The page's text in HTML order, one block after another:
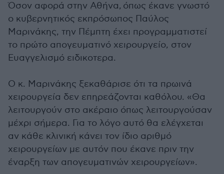
Όσον αφορά στην Αθήνα, όπως έκανε γνωστό
ο κυβερνητικός εκπρόσωπος Παύλος
Μαρινάκης, την Πέμπτη έχει προγραμματιστεί
το πρώτο απογευματινό χειρουργείο, στον
Ευαγγελισμό ειδικοτερα.
Ο κ. Μαρινάκης ξεκαθάρισε ότι τα πρωινά
χειρουργεία δεν επηρεάζονται καθόλου. «Θα
λειτουργούν στο ακέραιο όπως λειτουργούσαν
μέχρι σήμερα. Για το λόγο αυτό θα ελέγχεται
αν κάθε κλινική κάνει τον ίδιο αριθμό
χειρουργείων με αυτόν που έκανε πριν την
έναρξη των απογευματινών χειρουργείων».